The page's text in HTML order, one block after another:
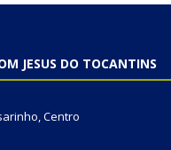
JESUS DO TOCANTINS
Centro